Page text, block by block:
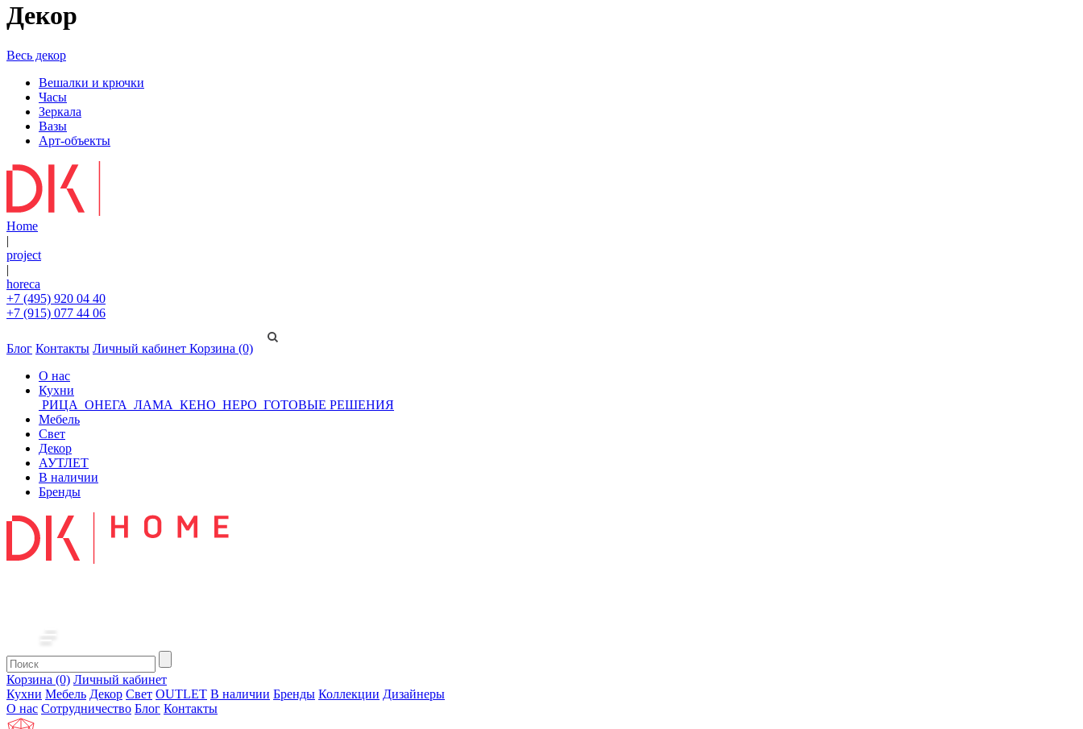
Декор
Весь декор
Вешалки и крючки
Часы
Зеркала
Вазы
Арт-объекты
Home
|
project
|
horeca
+7 (495) 920 04 40
+7 (915) 077 44 06
Блог Контакты Личный кабинет Корзина (0)
О нас
Кухни
РИЦА ОНЕГА ЛАМА КЕНО НЕРО ГОТОВЫЕ РЕШЕНИЯ
Мебель
Свет
Декор
АУТЛЕТ
В наличии
Бренды
Корзина (0) Личный кабинет
Кухни Мебель Декор Свет OUTLET В наличии Бренды Коллекции Дизайнеры
О нас Сотрудничество Блог Контакты